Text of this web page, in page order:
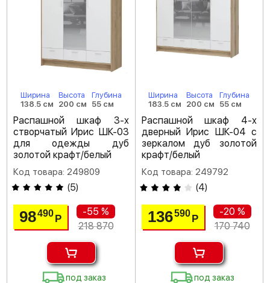
Ширина
138.5 см
Высота
200 см
Глубина
55 см
Распашной шкаф 3-х
створчатый Ирис ШК-03
для одежды дуб
золотой крафт/белый
Код товара: 249809
(5)
98490Р
-55 %
218 870
под заказ
Ширина
183.5 см
Высота
200 см
Глубина
55 см
Распашной шкаф 4-х
дверный Ирис ШК-04 с
зеркалом дуб золотой
крафт/белый
Код товара: 249792
(4)
136590 Р
-20 %
170 740
под заказ